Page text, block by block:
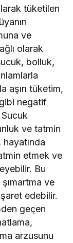
tüketilen
ve
olarak
bolluk,
aşırı tüketim,
gibi negatif
ve tatmin
hayatında
etmek ve
Bu
ve
edebilir.
geçen
arzusunu